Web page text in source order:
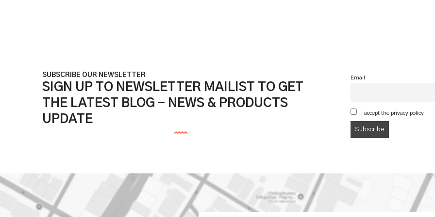
SUBSCRIBE OUR NEWSLETTER
SIGN UP TO NEWSLETTER MAILIST TO GET
THE LATEST BLOG - NEWS & PRODUCTS
UPDATE
Email
I accept the privacy policy